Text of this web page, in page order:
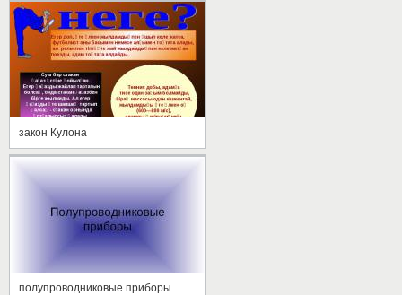
закон Кулона
полупроводниковые приборы